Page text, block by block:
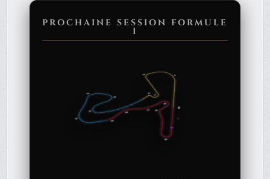
PROCHAINE SESSION FORMULE
1